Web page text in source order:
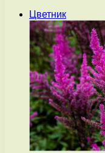
Цветник